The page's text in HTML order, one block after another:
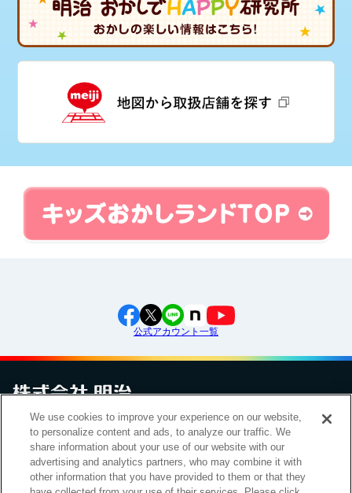
公式アカウント一覧
お問い合わせサイトマップ個人情報保護について電子公告
アクセシビリティへの対応方針ご利用規約明治グループのDX
Cookie Settings
We use cookies to improve your experience on our website,
to personalize content and ads, to analyze our traffic. We
share information about your use of our website with our
advertising and analytics partners, who may combine it with
other information that you have provided to them or that they